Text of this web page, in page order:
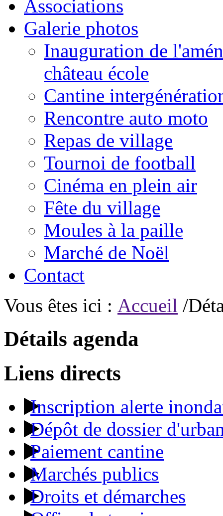
Associations
Galerie photos
Inauguration de
château école
Cantine
Rencontre auto moto
Repas de village
Tournoi de football
Cinéma en plein air
Fête du village
Moules à la paille
Marché de Noël
Contact
Vous êtes ici : Accueil /
Détails agenda
Liens directs
Inscription alerte
Dépôt de dossier
Paiement cantine
Marchés publics
Droits et démarches